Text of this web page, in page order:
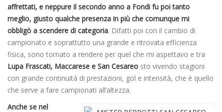
affrettati, e neppure il secondo anno a Fondi fu poi tanto
meglio, giusto qualche presenza in più che comunque mi
obbligò a scendere di categoria. Difatti poi con il cambio di
campionato e soprattutto una grande e ritrovata efficienza
fisica, sono tornato a rendere per quel che mi aspettavo e tra
Lupa Frascati, Maccarese e San Cesareo sto vivendo stagioni
con grande continuità di prestazioni, gol e intensità, che è quello
che serve a fare campionati all’altezza.
Anche se nel